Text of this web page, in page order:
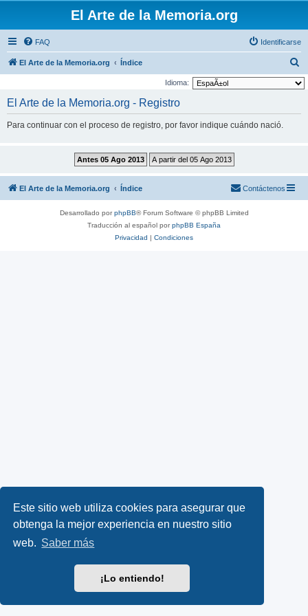
Este sitio web utiliza cookies para asegurar que
obtenga la mejor experiencia en nuestro sitio
web. Saber más
¡Lo entiendo!
El Arte de la Memoria.org
FAQ Identificarse
El Arte de la Memoria.org Índice
u
Idioma:
El Arte de la Memoria.org - Registro
Para continuar con el proceso de registro, por favor indique cuándo nació.
El Arte de la Memoria.org Índice Contáctenos
Desarrollado porphpBB® Forum Software © phpBB Limited
Traducción al español porphpBB España
Privacidad | Condiciones